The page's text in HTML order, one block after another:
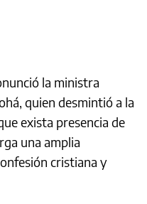
la ministra
quien desmintió a la
exista presencia de
una amplia
cristiana y